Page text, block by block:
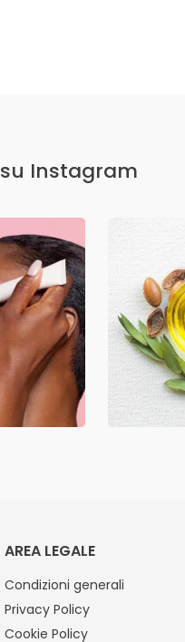
su Instagram
AREA LEGALE
Condizioni generali
Privacy Policy
Cookie Policy